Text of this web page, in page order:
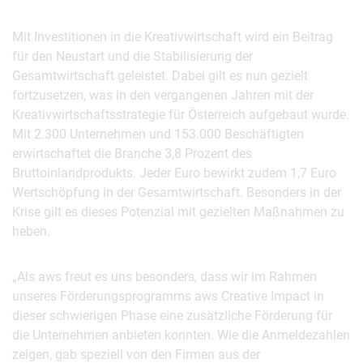
Mit Investitionen in die Kreativwirtschaft wird ein Beitrag
für den Neustart und die Stabilisierung der
Gesamtwirtschaft geleistet. Dabei gilt es nun gezielt
fortzusetzen, was in den vergangenen Jahren mit der
Kreativwirtschaftsstrategie für Österreich aufgebaut wurde.
Mit 2.300 Unternehmen und 153.000 Beschäftigten
erwirtschaftet die Branche 3,8 Prozent des
Bruttoinlandprodukts. Jeder Euro bewirkt zudem 1,7 Euro
Wertschöpfung in der Gesamtwirtschaft. Besonders in der
Krise gilt es dieses Potenzial mit gezielten Maßnahmen zu
heben.
„Als aws freut es uns besonders, dass wir im Rahmen
unseres Förderungsprogramms aws Creative Impact in
dieser schwierigen Phase eine zusätzliche Förderung für
die Unternehmen anbieten konnten. Wie die Anmeldezahlen
zeigen, gab speziell von den Firmen aus der